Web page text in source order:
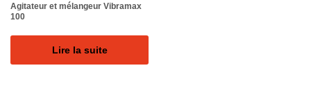
Agitateur et mélangeur Vibramax
100
Lire la suite